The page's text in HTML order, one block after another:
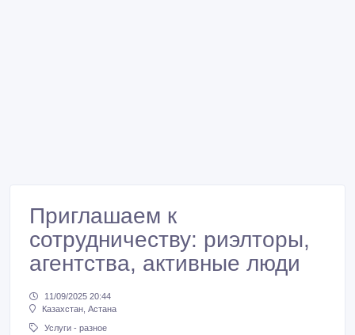
Приглашаем к
сотрудничеству: риэлторы,
агентства, активные люди
11/09/2025 20:44
Казахстан, Астана
Услуги - разное